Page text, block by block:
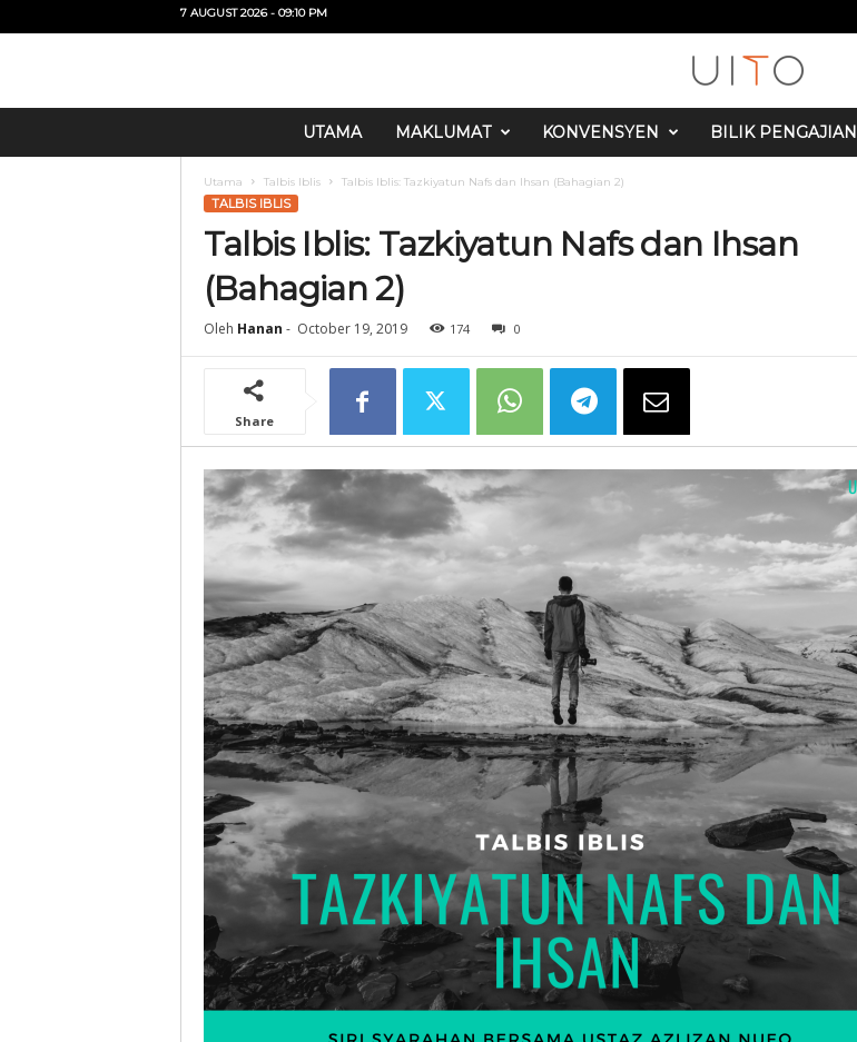
7 AUGUST 2026 - 09:10 PM
UTAMA MAKLUMAT KONVENSYEN BILIK PENGAJIAN
Utama Talbis Iblis Talbis Iblis: Tazkiyatun Nafs dan Ihsan (Bahagian 2)
TALBIS IBLIS
Talbis Iblis: Tazkiyatun Nafs dan Ihsan
(Bahagian 2)
Oleh Hanan - October 19, 2019 174 0
Share